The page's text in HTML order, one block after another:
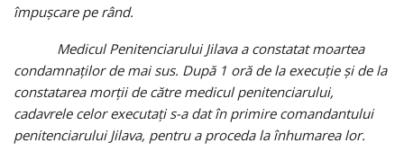
împuşcare pe rând.
Medicul Penitenciarului Jilava a constatat moartea
condamnaţilor de mai sus. După 1 oră de la execuţie şi de la
constatarea morţii de către medicul penitenciarului,
cadavrele celor executaţi s-a dat în primire comandantului
penitenciarului Jilava, pentru a proceda la înhumarea lor.